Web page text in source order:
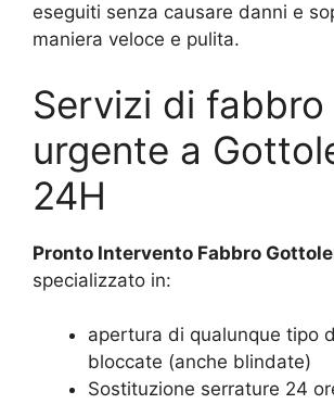
eseguiti senza causare danni e
maniera veloce e pulita.
Servizi di fabbro
urgente a
24H
Pronto Intervento Fabbro
specializzato in:
apertura di qualunque tipo
bloccate (anche blindate)
Sostituzione serrature 24